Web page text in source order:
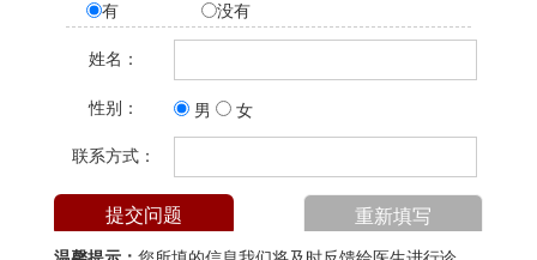
有
没有
姓名：
性别： 男 女
联系方式：